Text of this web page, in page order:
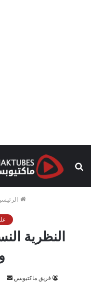
بحث
النظرية
فريق ماكتيوبس